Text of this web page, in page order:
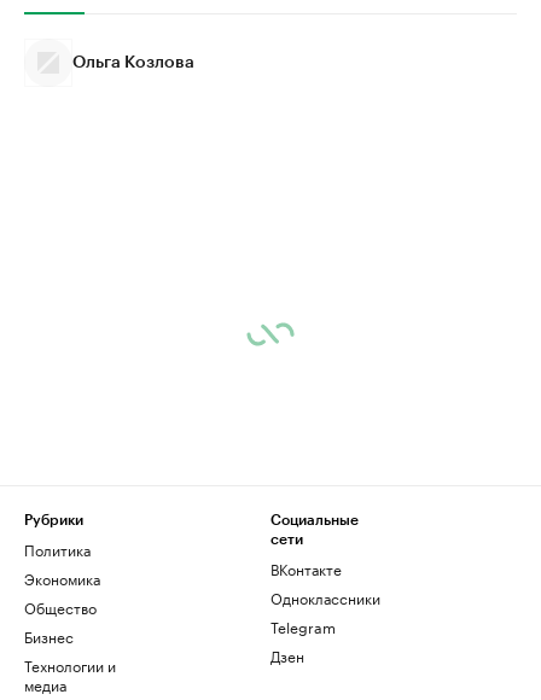
Ольга Козлова
Рубрики
Политика
Экономика
Общество
Бизнес
Технологии и
медиа
Социальные
сети
ВКонтакте
Одноклассники
Telegram
Дзен